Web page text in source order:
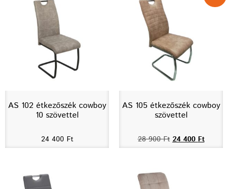
AS 102 étkezőszék cowboy
10 szövettel
24 400 Ft
AS 105 étkezőszék cowboy
szövettel
28 900Ft 24 400Ft